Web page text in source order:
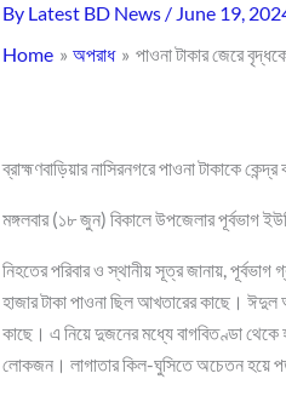
By Latest BD News / June 19,
Home
অপরাধ পাওনা টাকার জেরে
ব্রাহ্মণবাড়িয়ার নাসিরনগরে পাওনা টাকাকে
মঙ্গলবার (১৮ জুন) বিকালে উপজেলার পূর্বভাগ
নিহতের পরিবার ও স্থানীয় সূত্র জানায়, পূর্বভাগ
হাজার টাকা পাওনা ছিল আখতারের কাছে। ঈদুল
কাছে। এ নিয়ে দুজনের মধ্যে বাগবিতণ্ডা থেকে
লোকজন। লাগাতার কিল-ঘুসিতে অচেতন হয়ে